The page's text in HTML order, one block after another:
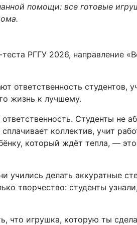
помощи: все готовые
РГГУ 2026, направление
студентов,
жизнь к лучшему.
Студенты не
коллектив, учит
который ждёт тепла, —
делать аккуратные
творчество: студенты
что игрушка, которую ты